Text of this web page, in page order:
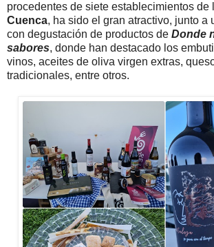
procedentes de siete establecimientos de
Cuenca, ha sido el gran atractivo, junto a
con degustación de productos de Donde
sabores, donde han destacado los
vinos, aceites de oliva virgen extras,
tradicionales, entre otros.